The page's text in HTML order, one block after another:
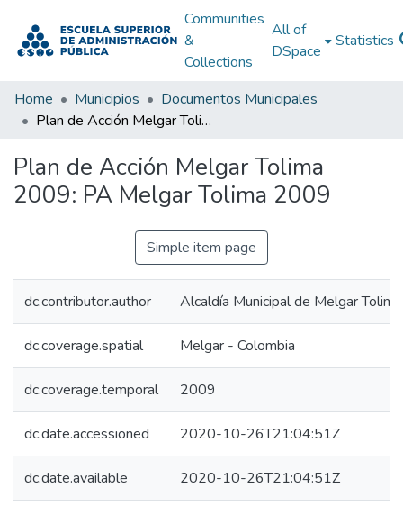
Communities
&
Collections
All of
DSpace
Statistics
Home Municipios
Documentos Municipales
Plan de Acción Melgar Tolima 2009: PA Melgar Tolima 2009
Plan de Acción Melgar Tolima
2009: PA Melgar Tolima 2009
Simple item page
dc.contributor.author Alcaldía Municipal de Melgar Tolima
dc.coverage.spatial Melgar - Colombia
dc.coverage.temporal 2009
dc.date.accessioned 2020-10-26T21:04:51Z
dc.date.available 2020-10-26T21:04:51Z